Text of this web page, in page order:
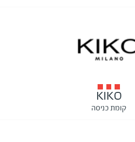
KIKO
קומת כניסה